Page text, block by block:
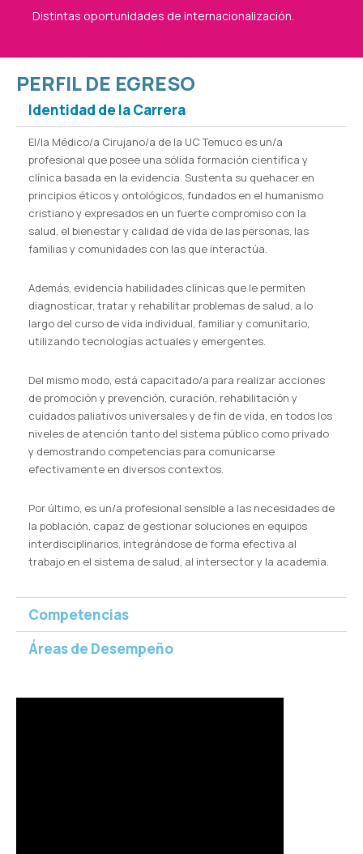
Distintas oportunidades de internacionalización.
PERFIL DE EGRESO
Identidad de la Carrera
El/la Médico/a Cirujano/a de la UC Temuco es un/a
profesional que posee una sólida formación científica y
clínica basada en la evidencia. Sustenta su quehacer en
principios éticos y ontológicos, fundados en el humanismo
cristiano y expresados en un fuerte compromiso con la
salud, el bienestar y calidad de vida de las personas, las
familias y comunidades con las que interactúa.
Además, evidencia habilidades clínicas que le permiten
diagnosticar, tratar y rehabilitar problemas de salud, a lo
largo del curso de vida individual, familiar y comunitario,
utilizando tecnologías actuales y emergentes.
Del mismo modo, está capacitado/a para realizar acciones
de promoción y prevención, curación, rehabilitación y
cuidados paliativos universales y de fin de vida, en todos los
niveles de atención tanto del sistema público como privado
y demostrando competencias para comunicarse
efectivamente en diversos contextos.
Por último, es un/a profesional sensible a las necesidades de
la población, capaz de gestionar soluciones en equipos
interdisciplinarios, integrándose de forma efectiva al
trabajo en el sistema de salud, al intersector y la academia.
Competencias
Áreas de Desempeño